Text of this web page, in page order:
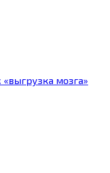
мозга»